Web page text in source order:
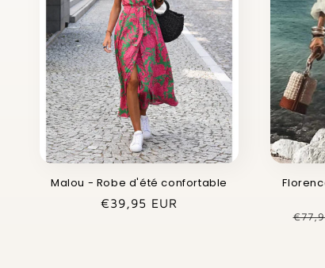
Malou - Robe d'été confortable
Prix
€39,95 EUR
Prix